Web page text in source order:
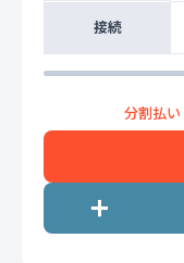
接続